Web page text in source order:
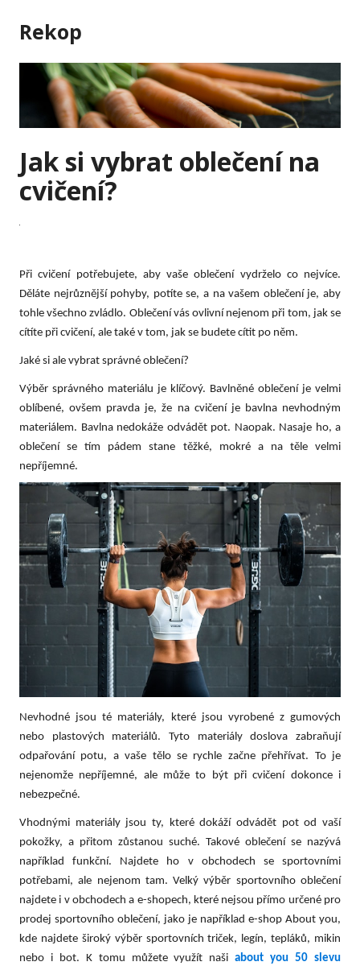
to
Rekop
Jak si vybrat oblečení na
cvičení?
Při cvičení potřebujete, aby vaše oblečení vydrželo co nejvíce.
Děláte nejrůznější pohyby, potíte se, a na vašem oblečení je, aby
tohle všechno zvládlo. Oblečení vás ovlivní nejenom při tom, jak se
cítíte při cvičení, ale také v tom, jak se budete cítit po něm.
Jaké si ale vybrat správné oblečení?
Výběr správného materiálu je klíčový. Bavlněné oblečení je velmi
oblíbené, ovšem pravda je, že na cvičení je bavlna nevhodným
materiálem. Bavlna nedokáže odvádět pot. Naopak. Nasaje ho, a
oblečení se tím pádem stane těžké, mokré a na těle velmi
nepříjemné.
Nevhodné jsou té materiály, které jsou vyrobené z gumových
nebo plastových materiálů. Tyto materiály doslova zabraňují
odpařování potu, a vaše tělo se rychle začne přehřívat. To je
nejenomže nepříjemné, ale může to být při cvičení dokonce i
nebezpečné.
Vhodnými materiály jsou ty, které dokáží odvádět pot od vaší
pokožky, a přitom zůstanou suché. Takové oblečení se nazývá
například funkční. Najdete ho v obchodech se sportovními
potřebami, ale nejenom tam. Velký výběr sportovního oblečení
najdete i v obchodech a e-shopech, které nejsou přímo určené pro
prodej sportovního oblečení, jako je například e-shop About you,
kde najdete široký výběr sportovních triček, legín, tepláků, mikin
nebo i bot. K tomu můžete využít našiabout you 50 slevu